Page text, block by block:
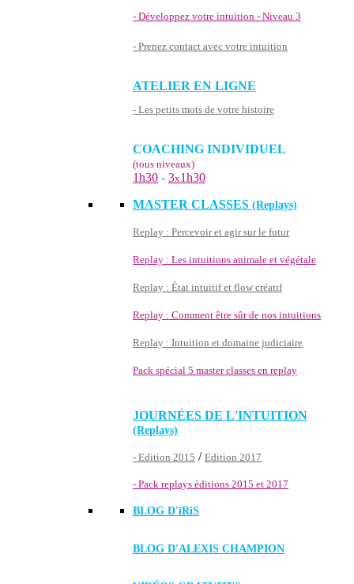
- Développez votre intuition - Niveau 3
- Prenez contact avec votre intuition
ATELIER EN LIGNE
- Les petits mots de votre histoire
COACHING INDIVIDUEL
(tous niveaux)
1h30 - 3x1h30
MASTER CLASSES (Replays)
Replay : Percevoir et agir sur le futur
Replay : Les intuitions animale et végétale
Replay : État intuitif et flow créatif
Replay : Comment être sûr de nos intuitions
Replay : Intuition et domaine judiciaire
Pack spécial 5 master classes en replay
JOURNÉES DE L'INTUITION
(Replays)
- Edition 2015 / Edition 2017
- Pack replays éditions 2015 et 2017
BLOG D'iRiS
BLOG D'ALEXIS CHAMPION